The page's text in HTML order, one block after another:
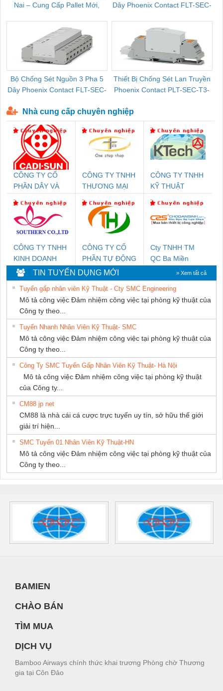
Nai – Cung Cấp Pallet Mới,
Dây Phoenix Contact FLT-SEC-
Bộ Chống Sét Nguồn 3 Pha 5
Dây Phoenix Contact FLT-SEC-
Thiết Bị Chống Sét Lan Truyền
Phoenix Contact PLT-SEC-T3-
Nhà cung cấp chuyên nghiệp
CÔNG TY CỔ
PHẦN DÂY VÀ
THƯỢNG ĐÌNH
CÔNG TY TNHH
THƯƠNG MẠI
NAM
CÔNG TY TNHH
KỸ THUẬT
NAM
CÔNG TY TNHH
KINH DOANH
DỊCH VỤ XNK
PHƯƠNG NAM
CÔNG TY CỔ
PHẦN TỰ ĐỘNG
TIẾN HƯNG
Cty TNHH TM
QC Ba Miền
TIN TUYỂN DỤNG MỚI » Xem tất cả
Tuyển gấp nhân viên Kỹ Thuật - Cty SMC Engineering
Mô tả công việc Đảm nhiệm công việc tại phòng kỹ thuật của
Công ty theo...
Tuyển Nhanh Nhân Viên Kỹ Thuật- SMC
Mô tả công việc Đảm nhiệm công việc tại phòng kỹ thuật của
Công ty theo...
Công Ty SMC Tuyển Gấp Nhân Viên Kỹ Thuật- Hà Nội
Mô tả công việc Đảm nhiệm công việc tại phòng kỹ thuật
của Công ty...
CM88 jp net
CM88 là nhà cái cá cược trực tuyến uy tín, sở hữu thế giới
giải trí hiện...
SMC Tuyển 01 Nhân Viên Kỹ Thuật-HN
Mô tả công việc Đảm nhiệm công việc tại phòng kỹ thuật của
Công ty theo...
BAMIEN
CHÀO BÁN
TÌM MUA
DỊCH VỤ
Bamboo Airways chính thức khai trương Phòng chờ Thương
gia tại Côn Đảo